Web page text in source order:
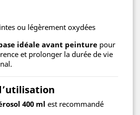
ou légèrement oxydées
idéale avant peinture pour
et prolonger la durée de vie
400 ml est recommandé